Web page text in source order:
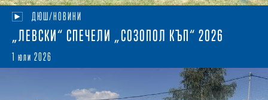
ДЮШ/НОВИНИ
„ЛЕВСКИ“ СПЕЧЕЛИ „СОЗОПОЛ КЪП“ 2026
1 юли 2026